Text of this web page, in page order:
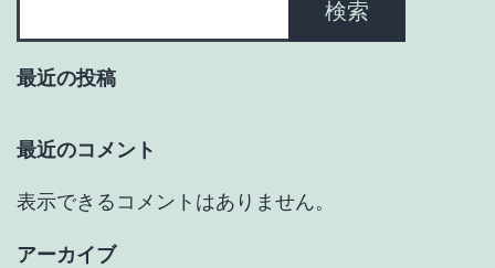
検索
最近の投稿
最近のコメント
表示できるコメントはありません。
アーカイブ